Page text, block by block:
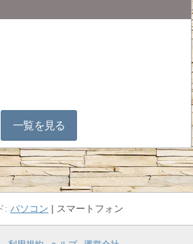
一覧を見る
パソコン スマートフォン